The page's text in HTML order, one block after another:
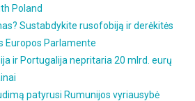
Poland
Sustabdykite rusofobiją ir derėkitės
Europos Parlamente
ir Portugalija nepritaria 20 mlrd. eurų
patyrusi Rumunijos vyriausybė